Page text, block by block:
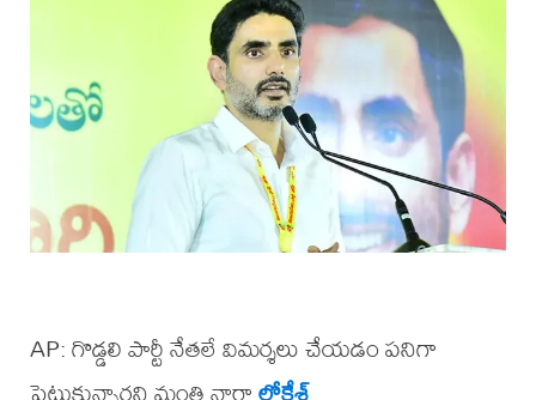
AP: గొడ్డలి పార్టీ నేతలే విమర్శలు చేయడం పనిగా